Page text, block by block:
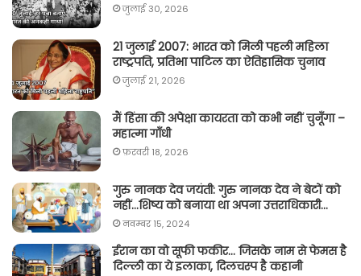
जुलाई 30, 2026
21 जुलाई 2007: भारत को मिली पहली महिला
राष्ट्रपति, प्रतिभा पाटिल का ऐतिहासिक चुनाव
जुलाई 21, 2026
मैं हिंसा की अपेक्षा कायरता को कभी नहीं चुनूँगा –
महात्मा गाँधी
फ़रवरी 18, 2026
गुरु नानक देव जयंती: गुरु नानक देव ने बेटों को
नहीं…शिष्य को बनाया था अपना उत्तराधिकारी…
नवम्बर 15, 2024
ईरान का वो सूफी फकीर… जिसके नाम से फेमस है
दिल्ली का ये इलाका, दिलचस्प है कहानी